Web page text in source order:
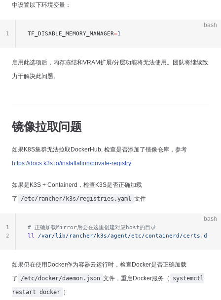
中设置以下环境变量：
bash
TF_DISABLE_MEMORY_MANAGER=1
1
启用此选项后，内存冻结和VRAM扩展/分层功能将无法使用。团队将继续致
力于解决此问题。
镜像拉取问题
如果K8S集群无法拉取DockerHub, 检查是否添加了镜像仓库，参考
https://docs.k3s.io/installation/private-registry
如果是K3S + Containerd，检查K3S是否正确加载
了
/etc/rancher/k3s/registries.yaml 文件
bash
# 正确加载Mirror后会在这里创建对应host的目录
ll
/var/lib/rancher/k3s/agent/etc/containerd/certs.d
1
2
如果仍在使用Docker作为容器云运行时，检查Docker是否正确加载
了
/etc/docker/daemon.json 文件，重启Docker服务（
systemctl
restart docker ）